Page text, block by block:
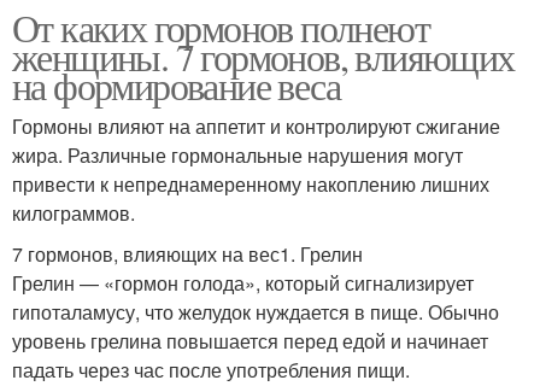
От каких гормонов полнеют
женщины. 7 гормонов, влияющих
на формирование веса
Гормоны влияют на аппетит и контролируют сжигание
жира. Различные гормональные нарушения могут
привести к непреднамеренному накоплению лишних
килограммов.
7 гормонов, влияющих на вес1. Грелин
Грелин — «гормон голода», который сигнализирует
гипоталамусу, что желудок нуждается в пище. Обычно
уровень грелина повышается перед едой и начинает
падать через час после употребления пищи.